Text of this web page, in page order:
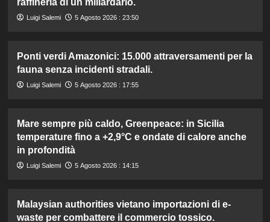
Luigi Salemi 5 Agosto 2026 : 23:50
Ponti verdi Amazonici: 15.000 attraversamenti per la
fauna senza incidenti stradali.
Luigi Salemi 5 Agosto 2026 : 17:55
Mare sempre più caldo, Greenpeace: in Sicilia
temperature fino a +2,9°C e ondate di calore anche
in profondità
Luigi Salemi 5 Agosto 2026 : 14:15
Malaysian authorities vietano importazioni di e-
waste per combattere il commercio tossico.